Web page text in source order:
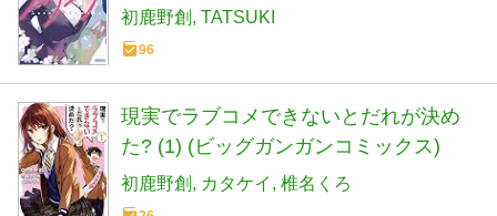
ます! (ガガガ文庫 ガは 8-10)
初鹿野創 TATSUKI
96
現実でラブコメできないとだれが決め
た? (1) (ビッグガンガンコミックス)
初鹿野創 カタケイ 椎名くろ